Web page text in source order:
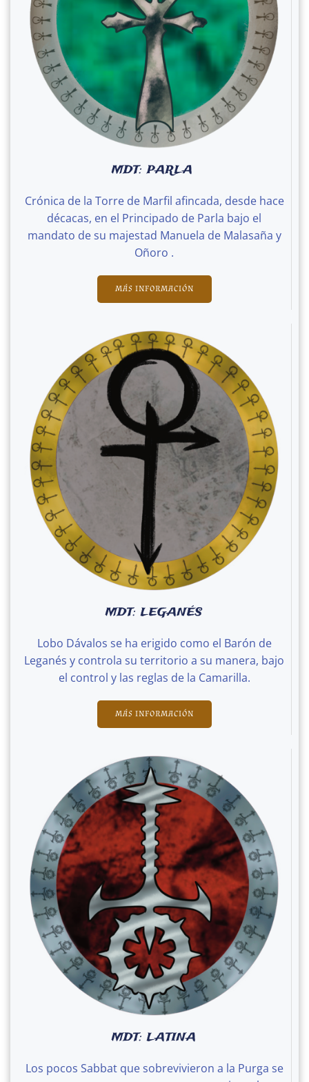
MDT: PARLA
Crónica de la Torre de Marfil afincada, desde hace
décacas, en el Principado de Parla bajo el
mandato de su majestad Manuela de Malasaña y
Oñoro .
MÁS INFORMACIÓN
MDT: LEGANÉS
Lobo Dávalos se ha erigido como el Barón de
Leganés y controla su territorio a su manera, bajo
el control y las reglas de la Camarilla.
MÁS INFORMACIÓN
MDT: LATINA
Los pocos Sabbat que sobrevivieron a la Purga se